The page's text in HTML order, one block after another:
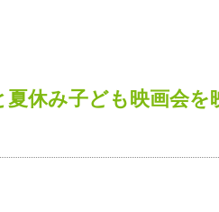
休み子ども映画会を